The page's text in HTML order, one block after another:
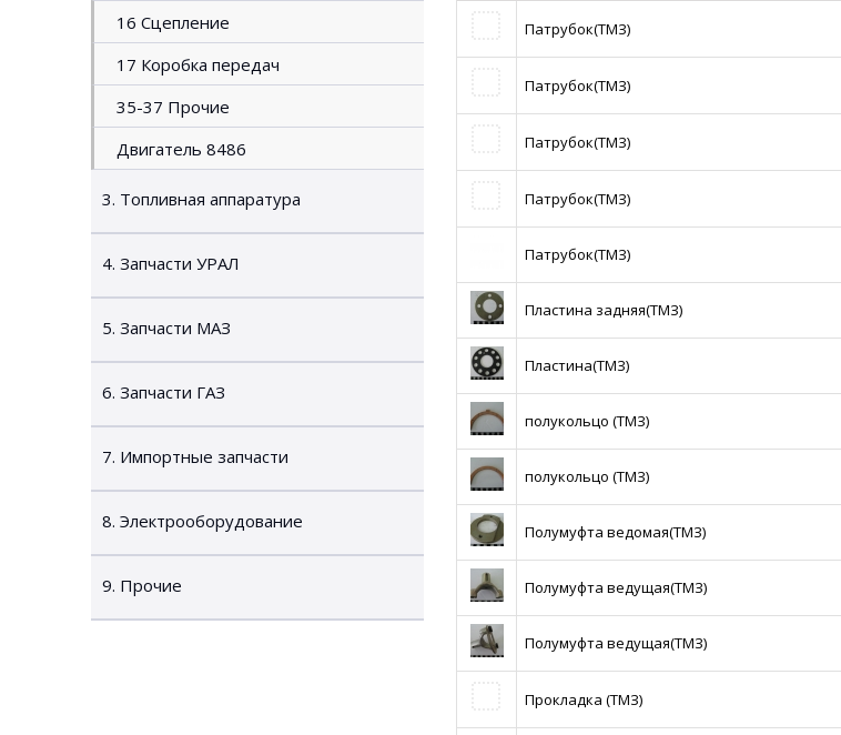
16 Сцепление
17 Коробка передач
35-37 Прочие
Двигатель 8486
3. Топливная аппаратура
4. Запчасти УРАЛ
5. Запчасти МАЗ
6. Запчасти ГАЗ
7. Импортные запчасти
8. Электрооборудование
9. Прочие
Патрубок(ТМЗ)
Патрубок(ТМЗ)
Патрубок(ТМЗ)
Патрубок(ТМЗ)
Патрубок(ТМЗ)
Пластина задняя(ТМЗ)
Пластина(ТМЗ)
полукольцо (ТМЗ)
полукольцо (ТМЗ)
Полумуфта ведомая(ТМЗ)
Полумуфта ведущая(ТМЗ)
Полумуфта ведущая(ТМЗ)
Прокладка (ТМЗ)